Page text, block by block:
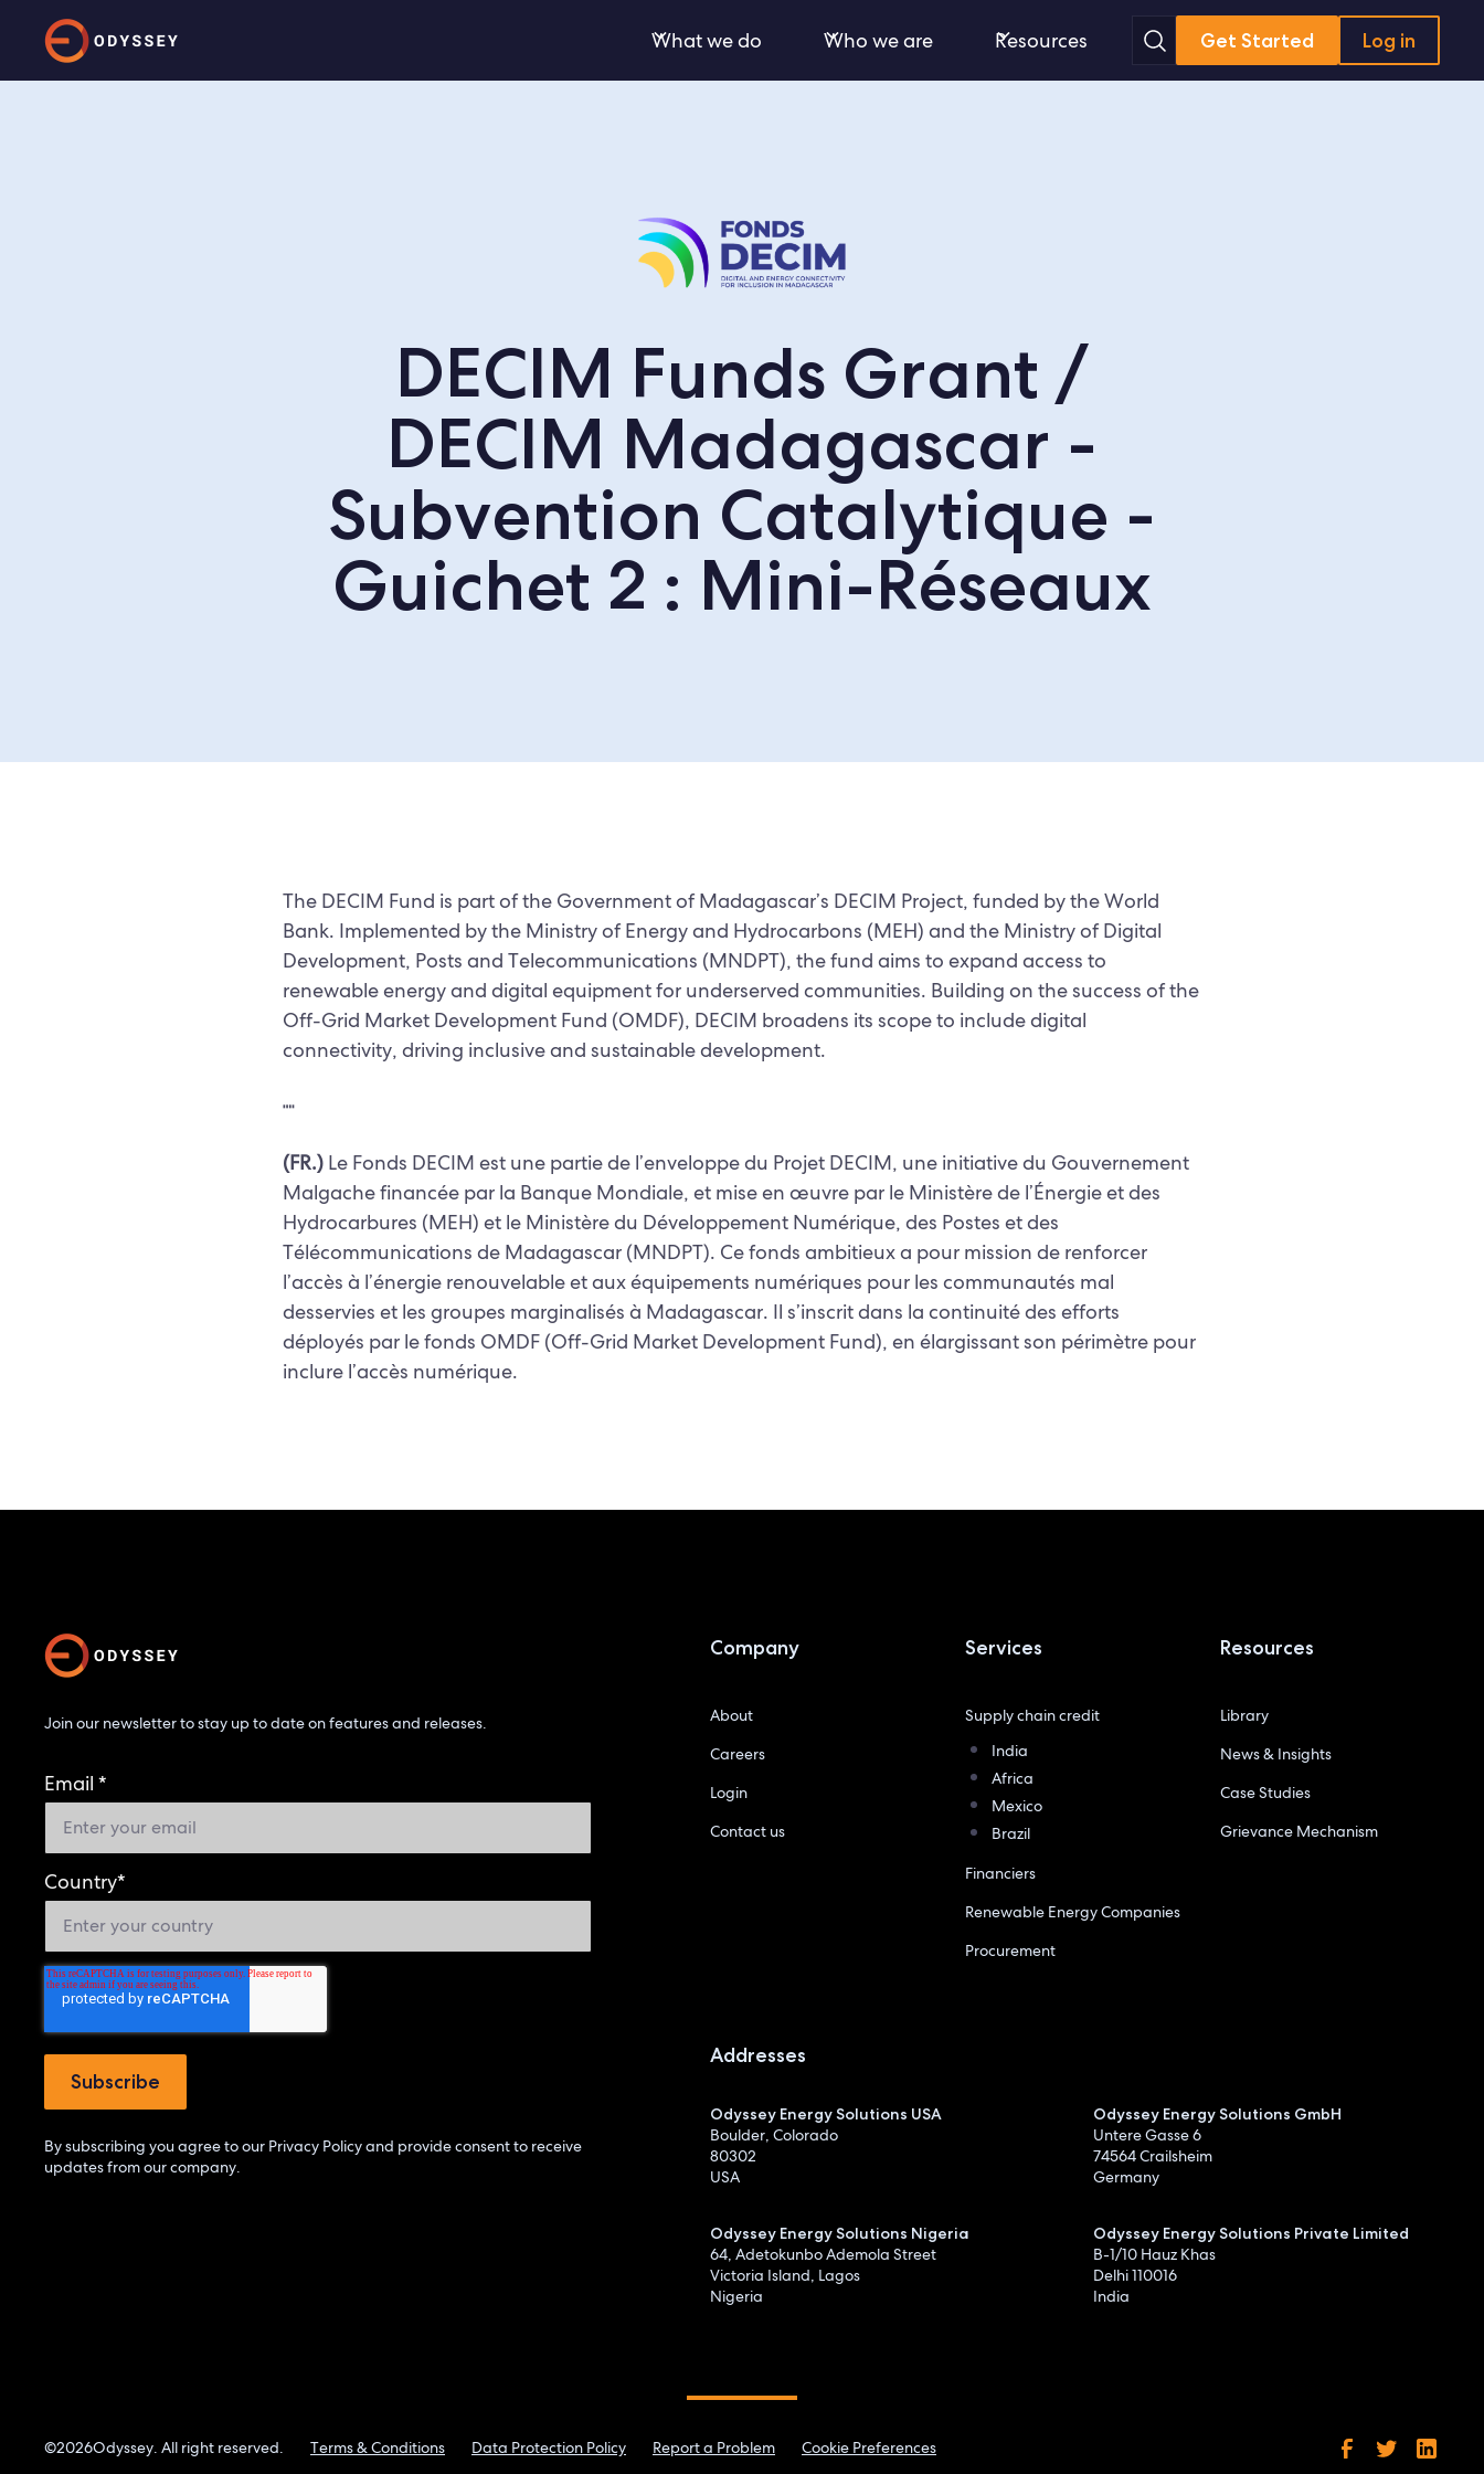
What we do Who we are Resources Search
Get Started Log in
DECIM Funds Grant /
DECIM Madagascar -
Subvention Catalytique -
Guichet 2 : Mini-Réseaux
The DECIM Fund is part of the Government of Madagascar’s DECIM Project, funded by the World
Bank. Implemented by the Ministry of Energy and Hydrocarbons (MEH) and the Ministry of Digital
Development, Posts and Telecommunications (MNDPT), the fund aims to expand access to
renewable energy and digital equipment for underserved communities. Building on the success of the
Off-Grid Market Development Fund (OMDF), DECIM broadens its scope to include digital
connectivity, driving inclusive and sustainable development.
┉
(FR.) Le Fonds DECIM est une partie de l’enveloppe du Projet DECIM, une initiative du Gouvernement
Malgache financée par la Banque Mondiale, et mise en œuvre par le Ministère de l’Énergie et des
Hydrocarbures (MEH) et le Ministère du Développement Numérique, des Postes et des
Télécommunications de Madagascar (MNDPT). Ce fonds ambitieux a pour mission de renforcer
l’accès à l’énergie renouvelable et aux équipements numériques pour les communautés mal
desservies et les groupes marginalisés à Madagascar. Il s’inscrit dans la continuité des efforts
déployés par le fonds OMDF (Off-Grid Market Development Fund), en élargissant son périmètre pour
inclure l’accès numérique.
Join our newsletter to stay up to date on features and releases.
Email *
Country*
By subscribing you agree to our Privacy Policyand provide consent to receive
updates from our company.
Company
About
Careers
Login
Contact us
Services
Supply chain credit
India
Africa
Mexico
Brazil
Financiers
Renewable Energy Companies
Procurement
Resources
Library
News & Insights
Case Studies
Grievance Mechanism
Addresses
Odyssey Energy Solutions USA
Boulder, Colorado
80302
USA
Odyssey Energy Solutions GmbH
Untere Gasse 6
74564 Crailsheim
Germany
Odyssey Energy Solutions Nigeria
64, Adetokunbo Ademola Street
Victoria Island, Lagos
Nigeria
Odyssey Energy Solutions Private Limited
B-1/10 Hauz Khas
Delhi 110016
India
©2026Odyssey. All right reserved. Terms & Conditions Data Protection Policy Report a Problem Cookie Preferences